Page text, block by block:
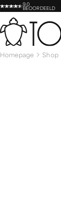
9,0
BEOORDEELD
Homepage Shop